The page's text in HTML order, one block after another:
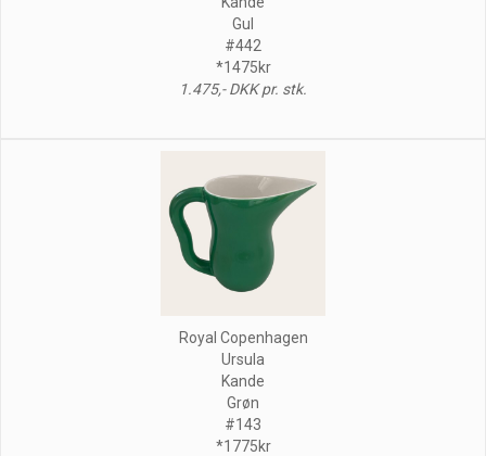
Gul
#442
*1475kr
1.475,- DKK pr. stk.
Royal Copenhagen
Ursula
Kande
Grøn
#143
*1775kr